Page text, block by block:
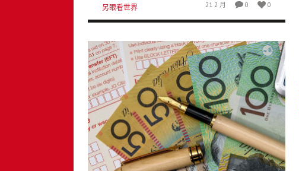
另眼看世界 21 2 月 0 0